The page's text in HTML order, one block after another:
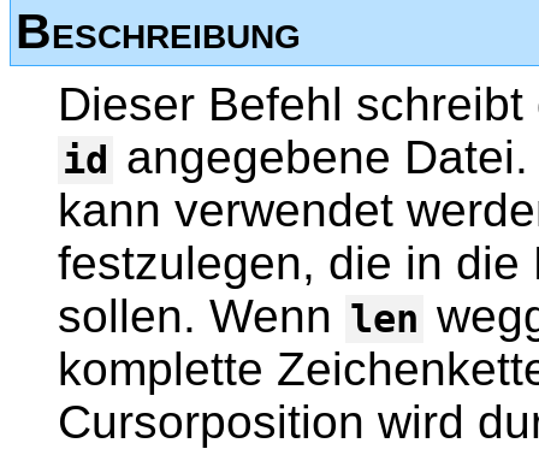
Beschreibung
Dieser Befehl
id
angegebene
kann verwendet
festzulegen, die in
sollen. Wenn len
komplette
Cursorposition wird